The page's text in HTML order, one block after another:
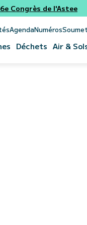
Congrès de l'Astee
AgendaNuméros
Déchets Air &